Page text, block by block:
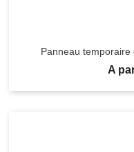
Panneau
Prix
A